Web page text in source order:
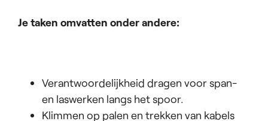
Je taken omvatten onder andere:
Verantwoordelijkheid dragen voor span-
en laswerken langs het spoor.
Klimmen op palen en trekken van kabels